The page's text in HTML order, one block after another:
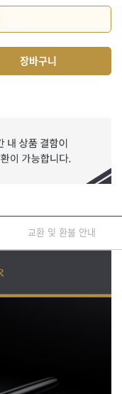
장바구니
교환 및 환불 안내